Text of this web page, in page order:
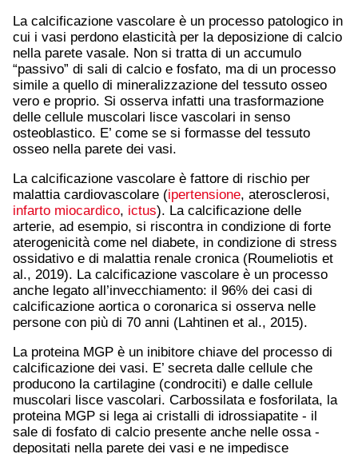
La calcificazione vascolare è un processo patologico in
cui i vasi perdono elasticità per la deposizione di calcio
nella parete vasale. Non si tratta di un accumulo
“passivo” di sali di calcio e fosfato, ma di un processo
simile a quello di mineralizzazione del tessuto osseo
vero e proprio. Si osserva infatti una trasformazione
delle cellule muscolari lisce vascolari in senso
osteoblastico. E’ come se si formasse del tessuto
osseo nella parete dei vasi.
La calcificazione vascolare è fattore di rischio per
malattia cardiovascolare (ipertensione, aterosclerosi,
infarto miocardico, ictus). La calcificazione delle
arterie, ad esempio, si riscontra in condizione di forte
aterogenicità come nel diabete, in condizione di stress
ossidativo e di malattia renale cronica (Roumeliotis et
al., 2019). La calcificazione vascolare è un processo
anche legato all’invecchiamento: il 96% dei casi di
calcificazione aortica o coronarica si osserva nelle
persone con più di 70 anni (Lahtinen et al., 2015).
La proteina MGP è un inibitore chiave del processo di
calcificazione dei vasi. E’ secreta dalle cellule che
producono la cartilagine (condrociti) e dalle cellule
muscolari lisce vascolari. Carbossilata e fosforilata, la
proteina MGP si lega ai cristalli di idrossiapatite - il
sale di fosfato di calcio presente anche nelle ossa -
depositati nella parete dei vasi e ne impedisce